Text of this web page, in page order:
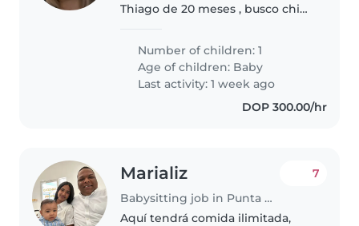
Thiago de 20 meses , busco chica
casa entre semana que viva en
punta cana o serca . No doy
vivienda , que pueda ir o venir..
Number of children: 1
Age of children: Baby
Last activity: 1 week ago
DOP 300.00/hr
Marializ
Babysitting job in Punta Cana
7
Aquí tendrá comida ilimitada,